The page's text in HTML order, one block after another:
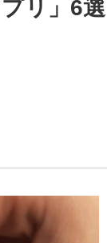
リ」6選